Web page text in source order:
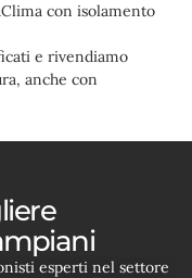
con isolamento
e rivendiamo
anche con
esperti nel settore